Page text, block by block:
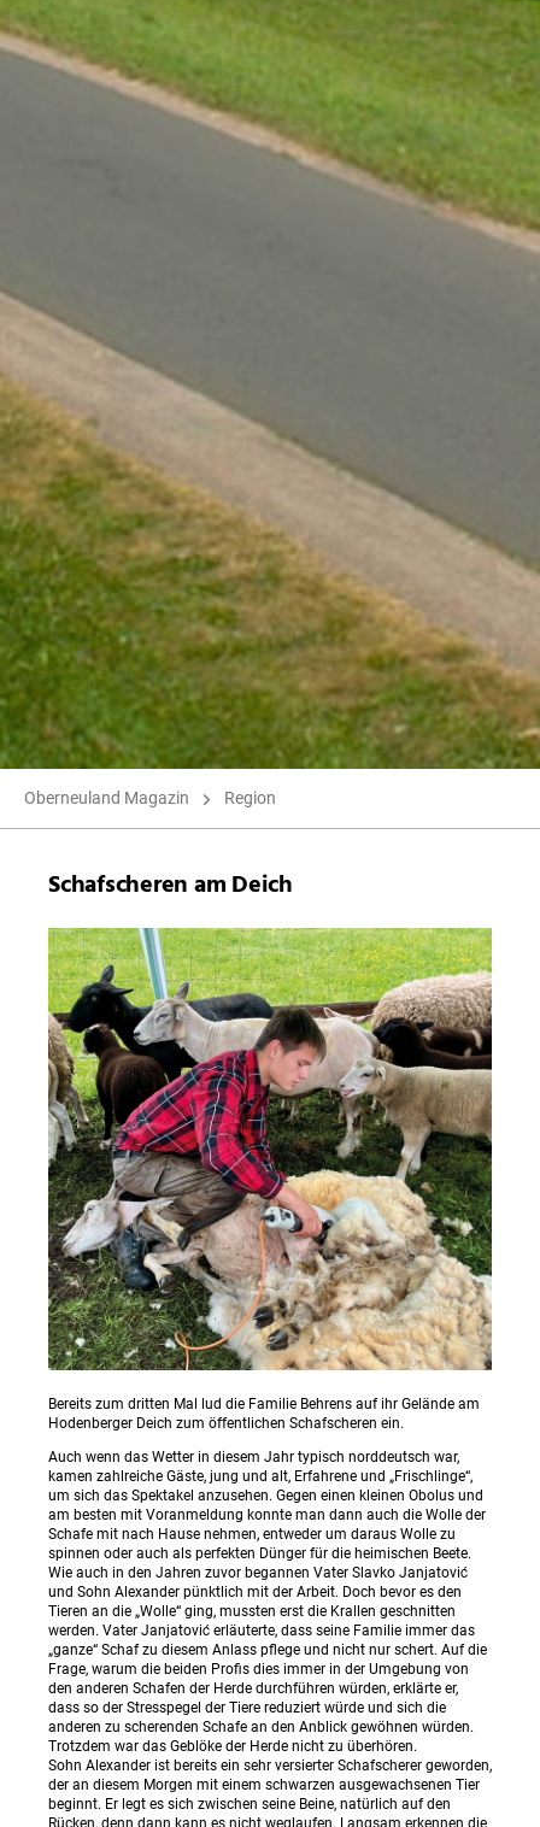
Oberneuland Magazin Region
Schafscheren am Deich
Bereits zum dritten Mal lud die Familie Behrens auf ihr Gelände am
Hodenberger Deich zum öffentlichen Schafscheren ein.
Auch wenn das Wetter in diesem Jahr typisch norddeutsch war,
kamen zahlreiche Gäste, jung und alt, Erfahrene und „Frischlinge“,
um sich das Spektakel anzusehen. Gegen einen kleinen Obolus und
am besten mit Voranmeldung konnte man dann auch die Wolle der
Schafe mit nach Hause nehmen, entweder um daraus Wolle zu
spinnen oder auch als perfekten Dünger für die heimischen Beete.
Wie auch in den Jahren zuvor begannen Vater Slavko Janjatović
und Sohn Alexander pünktlich mit der Arbeit. Doch bevor es den
Tieren an die „Wolle“ ging, mussten erst die Krallen geschnitten
werden. Vater Janjatović erläuterte, dass seine Familie immer das
„ganze“ Schaf zu diesem Anlass pflege und nicht nur schert. Auf die
Frage, warum die beiden Profis dies immer in der Umgebung von
den anderen Schafen der Herde durchführen würden, erklärte er,
dass so der Stresspegel der Tiere reduziert würde und sich die
anderen zu scherenden Schafe an den Anblick gewöhnen würden.
Trotzdem war das Geblöke der Herde nicht zu überhören.
Sohn Alexander ist bereits ein sehr versierter Schafscherer geworden,
der an diesem Morgen mit einem schwarzen ausgewachsenen Tier
beginnt. Er legt es sich zwischen seine Beine, natürlich auf den
Rücken, denn dann kann es nicht weglaufen. Langsam erkennen die